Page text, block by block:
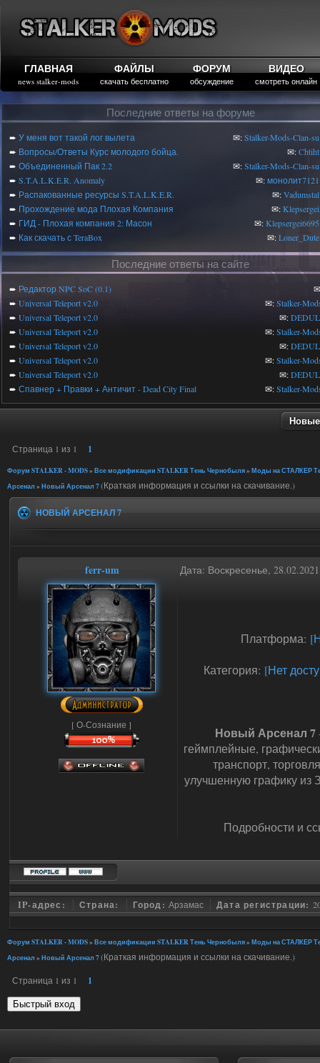
ГЛАВНАЯ
news stalker-mods
ФАЙЛЫ
скачать бесплатно
ФОРУМ
обсуждение
ВИДЕО
смотреть онлайн
Последние ответы на форуме
➨ У меня вот такой лог вылета ✉:Stalker-Mods-Clan-su
➨ Вопросы/Ответы Курс молодого бойца. ✉:Chtiht
➨ Объединенный Пак 2.2 ✉:Stalker-Mods-Clan-su
➨ S.T.A.L.K.E.R. Anomaly ✉:монолит7121
➨ Распакованные ресурсы S.T.A.L.K.E.R. ✉:Vadumstal
➨ Прохождение мода Плохая Компания ✉:Klepsergei
➨ ГИД - Плохая компания 2: Масон ✉:Klepsergei6695
➨ Как скачать с TeraBox ✉:Loner_Dute
Последние ответы на сайте
➨ Редактор NPC SoC (0.1)
➨ Universal Teleport v2.0 ✉:Stalker-
➨ Universal Teleport v2.0 ✉:
➨ Universal Teleport v2.0 ✉:Stalker-
➨ Universal Teleport v2.0 ✉:
➨ Universal Teleport v2.0 ✉:Stalker-
➨ Universal Teleport v2.0 ✉:
➨ Спавнер + Правки + Античит - Dead City Final ✉:Stalker-
Страница 1 из 1 1
Форум STALKER - MODS» Все модификации STALKER Тень Чернобыля» Моды на СТАЛКЕР
Арсенал » Новый Арсенал 7(Краткая информация и ссылки на скачивание.)
НОВЫЙ АРСЕНАЛ 7
ferr-um Дата: Воскресенье,
[ О-Сознание ]
Платформа:
Категория: [Нет
Новый Арсенал 7
геймплейные,
транспорт,
улучшенную графику из
Подробности и
IP-адрес: Страна: Город:Арзамас Дата регистрации:
Форум STALKER - MODS» Все модификации STALKER Тень Чернобыля» Моды на СТАЛКЕР
Арсенал » Новый Арсенал 7(Краткая информация и ссылки на скачивание.)
Страница 1 из 1 1